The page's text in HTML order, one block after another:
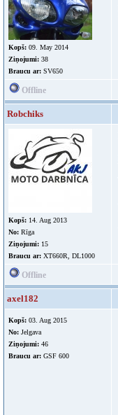
Kopš: 09. May 2014
Ziņojumi: 38
Braucu ar: SV650
Offline
Robchiks
Kopš: 14. Aug 2013
No: Rīga
Ziņojumi: 15
Braucu ar: XT660R, DL1000
Offline
axel182
Kopš: 03. Aug 2015
No: Jelgava
Ziņojumi: 46
Braucu ar: GSF 600